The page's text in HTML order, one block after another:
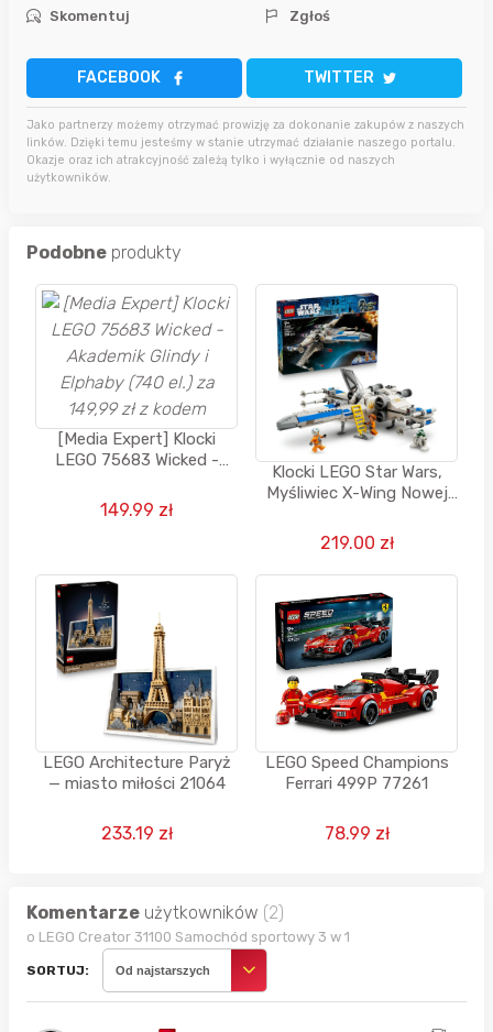
Skomentuj Zgłoś
FACEBOOK TWITTER
Jako partnerzy możemy otrzymać prowizję za dokonanie zakupów z naszych
linków. Dzięki temu jesteśmy w stanie utrzymać działanie naszego portalu.
Okazje oraz ich atrakcyjność zależą tylko i wyłącznie od naszych
użytkowników.
Podobne produkty
[Media Expert] Klocki
LEGO 75683 Wicked -
(740 el.) za 149,99 zł z
kodem
149.99 zł
Klocki LEGO Star Wars,
Myśliwiec X-Wing Nowej
219.00 zł
LEGO Architecture Paryż
— miasto miłości 21064
233.19 zł
LEGO Speed Champions
Ferrari 499P 77261
78.99 zł
Komentarze użytkowników (2)
o LEGO Creator 31100 Samochód sportowy 3 w 1
SORTUJ: Od najstarszych